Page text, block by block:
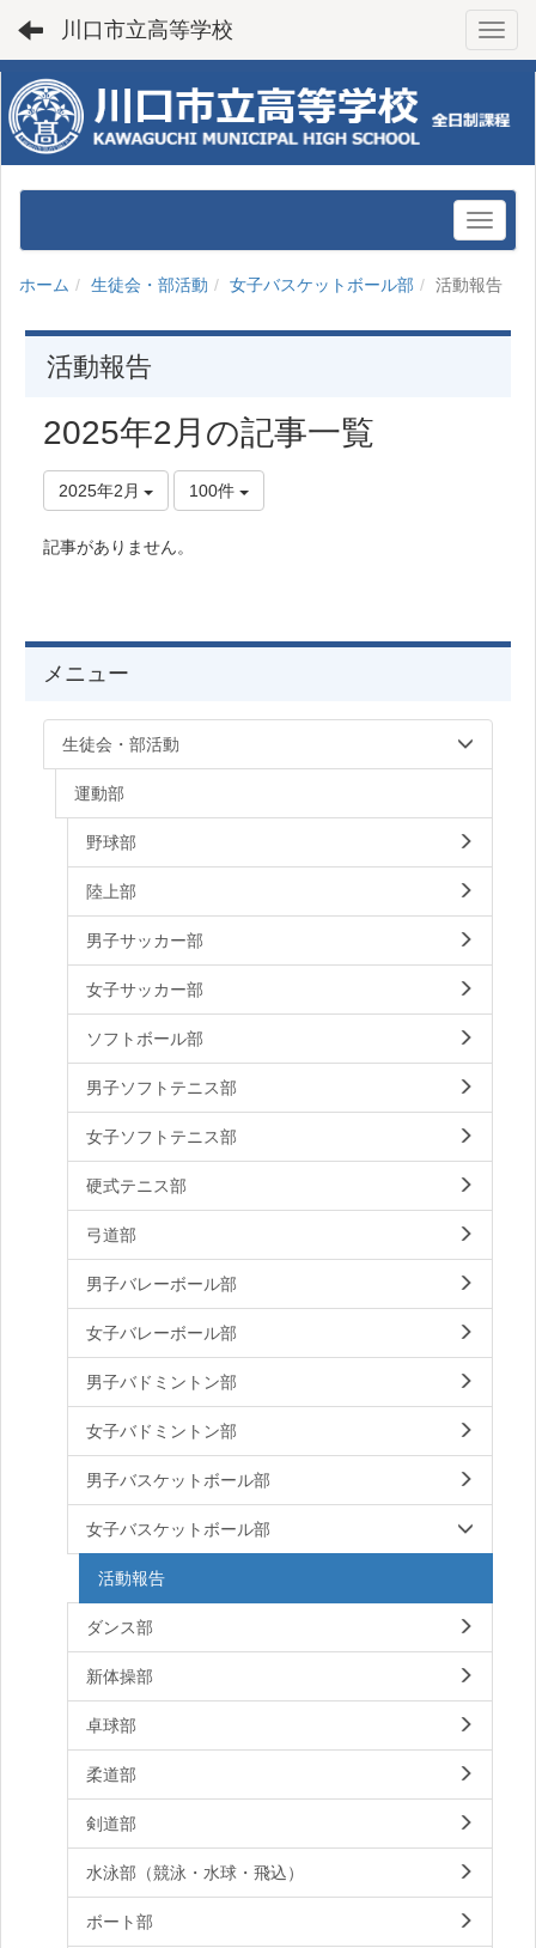
川口市立高等学校
ホーム 生徒会・部活動 女子バスケットボール部 活動報告
活動報告
2025年2月の記事一覧
2025年2月 100件
記事がありません。
メニュー
生徒会・部活動
運動部
野球部
陸上部
男子サッカー部
女子サッカー部
ソフトボール部
男子ソフトテニス部
女子ソフトテニス部
硬式テニス部
弓道部
男子バレーボール部
女子バレーボール部
男子バドミントン部
女子バドミントン部
男子バスケットボール部
女子バスケットボール部
活動報告
ダンス部
新体操部
卓球部
柔道部
剣道部
水泳部（競泳・水球・飛込）
ボート部